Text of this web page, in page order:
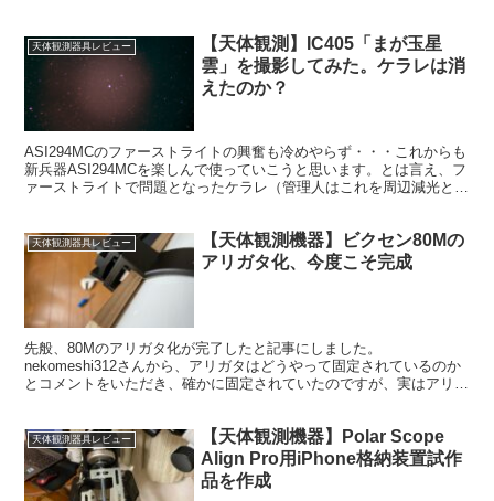
天体観測器具レビュー
【天体観測】IC405「まが玉星
雲」を撮影してみた。ケラレは消
えたのか？
ASI294MCのファーストライトの興奮も冷めやらず・・・これからも
新兵器ASI294MCを楽しんで使っていこうと思います。とは言え、フ
ァーストライトで問題となったケラレ（管理人はこれを周辺減光と勘
天体観測器具レビュー
【天体観測機器】ビクセン80Mの
アリガタ化、今度こそ完成
先般、80Mのアリガタ化が完了したと記事にしました。
nekomeshi312さんから、アリガタはどうやって固定されているのか
とコメントをいただき、確かに固定されていたのですが、実はアリガ
天体観測器具レビュー
【天体観測機器】Polar Scope
Align Pro用iPhone格納装置試作
品を作成